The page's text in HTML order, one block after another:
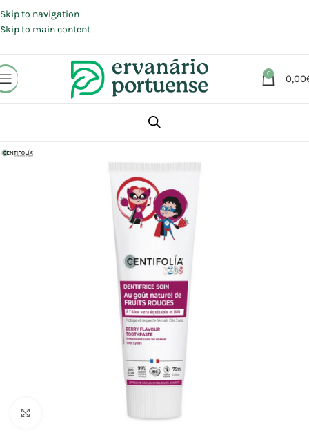
Skip to navigation
Skip to main content
0 0,00
Beleza | Cosmética | Higiene